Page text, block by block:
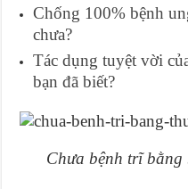
Chống 100% bệnh
chưa?
Tác dụng tuyệt vời
bạn đã biết?
Chưa bệnh trĩ